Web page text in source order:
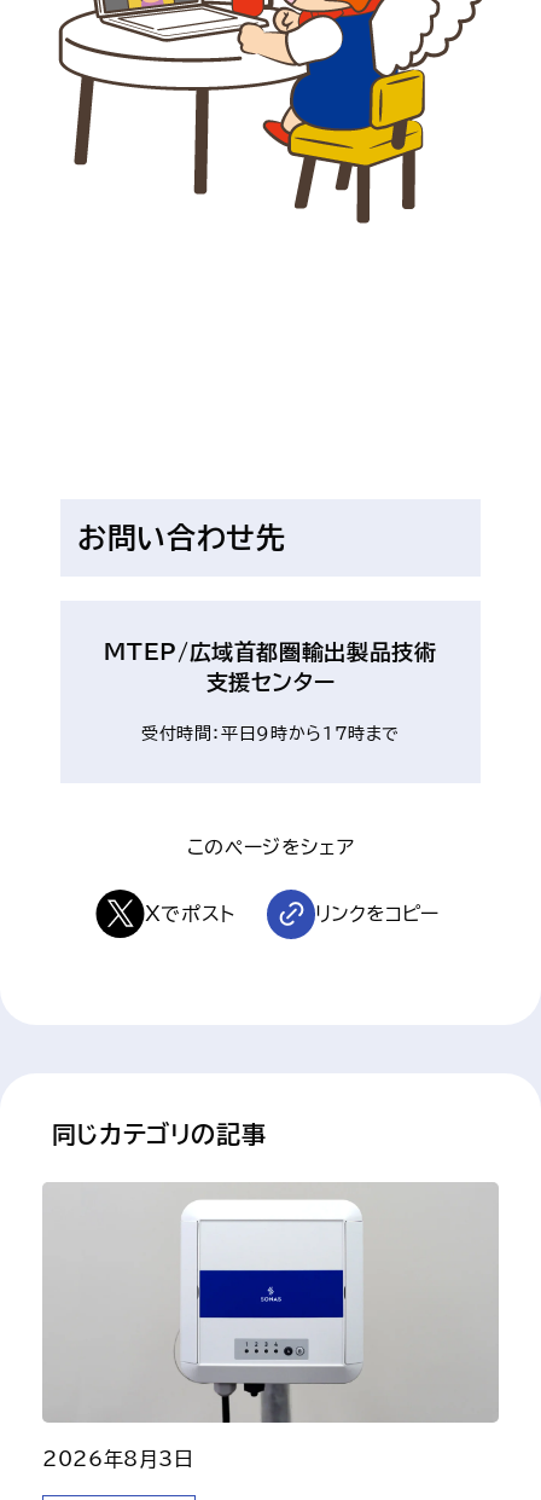
お問い合わせ先
MTEP/広域首都圏輸出製品技術
支援センター
受付時間：平日9時から17時まで
このページをシェア
Xでポスト リンクをコピー
同じカテゴリの記事
2026年8月3日